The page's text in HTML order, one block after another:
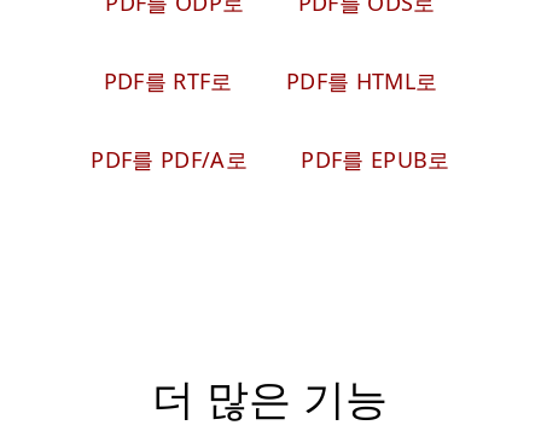
PDF를 RTF로 PDF를 HTML로
PDF를 PDF/A로 PDF를 EPUB로
더 많은 기능